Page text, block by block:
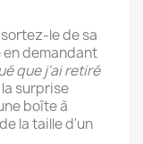
le de sa
en demandant
que j'ai retiré
la surprise
boîte à
la taille d'un